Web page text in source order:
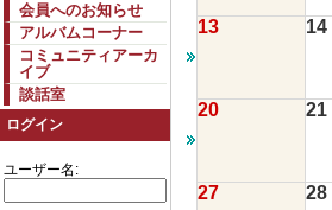
会員へのお知らせ
アルバムコーナー
コミュニティアーカ
イブ
談話室
ログイン
ユーザー名:
13 14
20 21
27 28